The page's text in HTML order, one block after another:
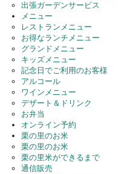
出張ガーデンサービス
メニュー
レストランメニュー
お得なランチメニュー
グランドメニュー
キッズメニュー
記念日でご利用のお客様
アルコール
ワインメニュー
デザート＆ドリンク
お弁当
オンライン予約
栗の里のお米
栗の里のお米
栗の里米ができるまで
通信販売